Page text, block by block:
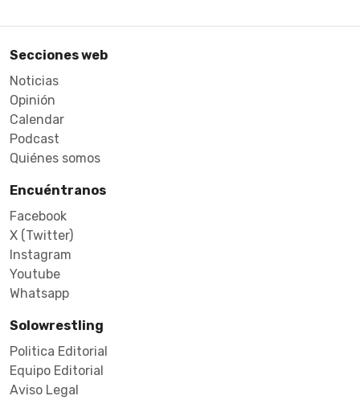
Secciones web
Noticias
Opinión
Calendar
Podcast
Quiénes somos
Encuéntranos
Facebook
X (Twitter)
Instagram
Youtube
Whatsapp
Solowrestling
Politica Editorial
Equipo Editorial
Aviso Legal